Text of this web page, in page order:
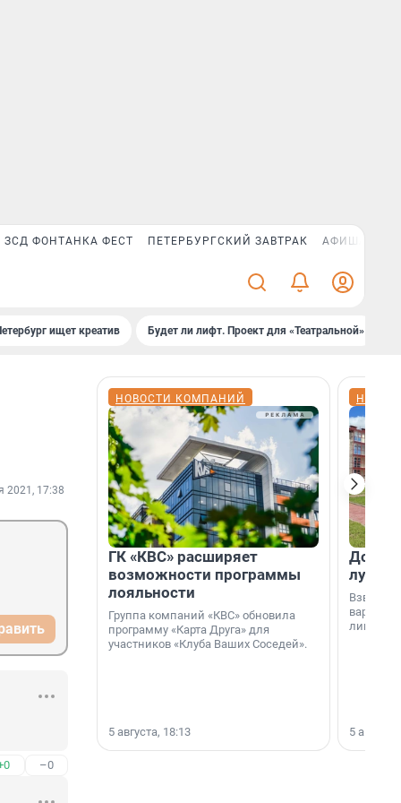
ЗСД ФОНТАНКА ФЕСТ ПЕТЕРБУРГСКИЙ ЗАВТРАК АФИША PLUS
ищет креатив Будет ли лифт. Проект для «Театральной»
2021, 17:38
–0
НОВОСТИ КОМПАНИЙ
ГК «КВС» расширяет
возможности программы
лояльности
Группа компаний «КВС» обновила
программу «Карта Друга» для
участников «Клуба Ваших Соседей».
5 августа, 18:13
Дом
лучше
лишнего
5